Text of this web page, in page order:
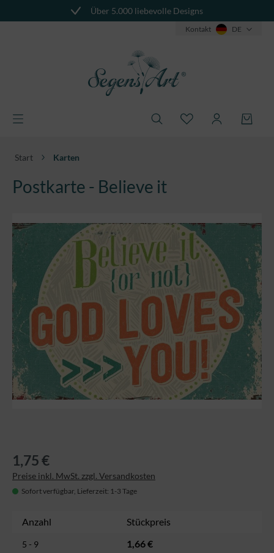
Über 5.000 liebevolle Designs
Kontakt DE
Start Karten
Postkarte - Believe it
1,75 €
Preise inkl. MwSt. zzgl. Versandkosten
Sofort verfügbar, Lieferzeit: 1-3 Tage
Anzahl Stückpreis
5 - 9 1,66 €